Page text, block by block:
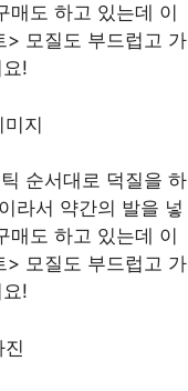
매도 하고 있는데 이
> 모질도 부드럽고 가
!
순서대로 덕질을 하
라서 약간의 발을 넣
매도 하고 있는데 이
> 모질도 부드럽고 가
!